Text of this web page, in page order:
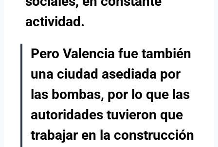
actividad.
Pero Valencia fue también
una ciudad asediada por
las bombas, por lo que las
autoridades tuvieron que
trabajar en la construcción